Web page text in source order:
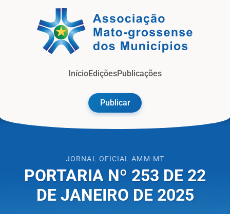
InícioEdiçõesPublicações
Publicar
JORNAL OFICIAL AMM-MT
​PORTARIA Nº 253 DE 22
DE JANEIRO DE 2025